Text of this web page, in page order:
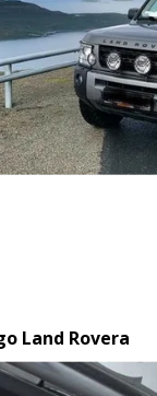
Land Rovera